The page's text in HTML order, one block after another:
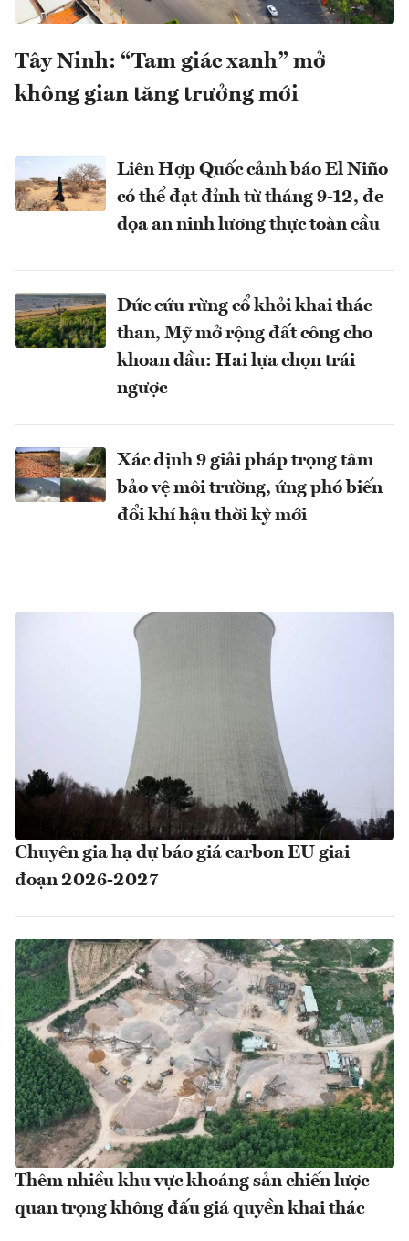
Tây Ninh: “Tam giác xanh” mở
không gian tăng trưởng mới
Liên Hợp Quốc cảnh báo El Niño
có thể đạt đỉnh từ tháng 9-12, đe
dọa an ninh lương thực toàn cầu
Đức cứu rừng cổ khỏi khai thác
than, Mỹ mở rộng đất công cho
khoan dầu: Hai lựa chọn trái
ngược
Xác định 9 giải pháp trọng tâm
bảo vệ môi trường, ứng phó biến
đổi khí hậu thời kỳ mới
Chuyên gia hạ dự báo giá carbon EU giai
đoạn 2026-2027
Thêm nhiều khu vực khoáng sản chiến lược
quan trọng không đấu giá quyền khai thác